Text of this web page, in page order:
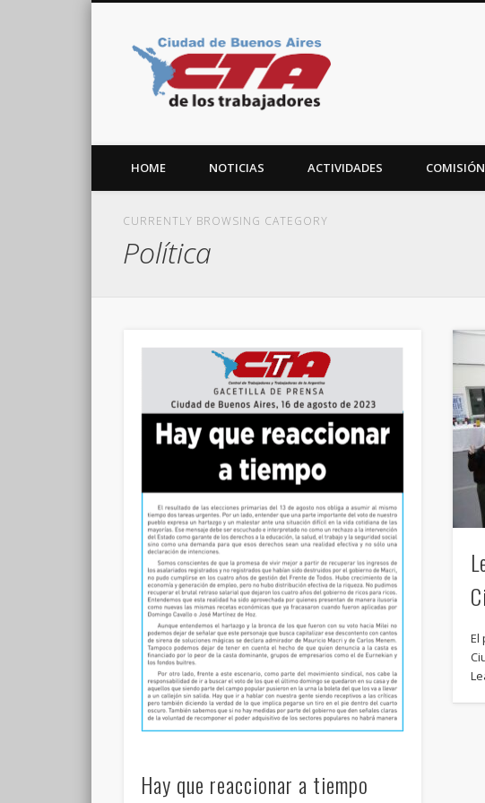
CTA Ciudad
Vimeo
HOME NOTICIAS ACTIVIDADES
CURRENTLY BROWSING CATEGORY
Política
Hay que reaccionar a tiempo
El